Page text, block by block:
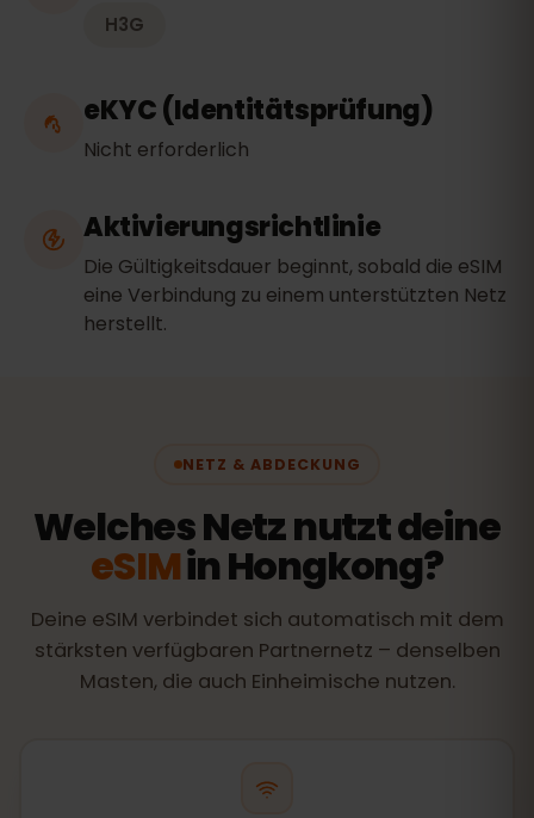
H3G
eKYC (Identitätsprüfung)
Nicht erforderlich
Aktivierungsrichtlinie
Die Gültigkeitsdauer beginnt, sobald die eSIM
eine Verbindung zu einem unterstützten Netz
herstellt.
NETZ & ABDECKUNG
Welches Netz nutzt deine
eSIMin Hongkong?
Deine eSIM verbindet sich automatisch mit dem
stärksten verfügbaren Partnernetz – denselben
Masten, die auch Einheimische nutzen.